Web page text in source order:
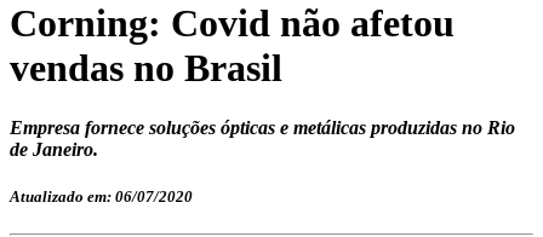
Corning: Covid não afetou
vendas no Brasil
Empresa fornece soluções ópticas e metálicas produzidas no Rio
de Janeiro.
Atualizado em: 06/07/2020